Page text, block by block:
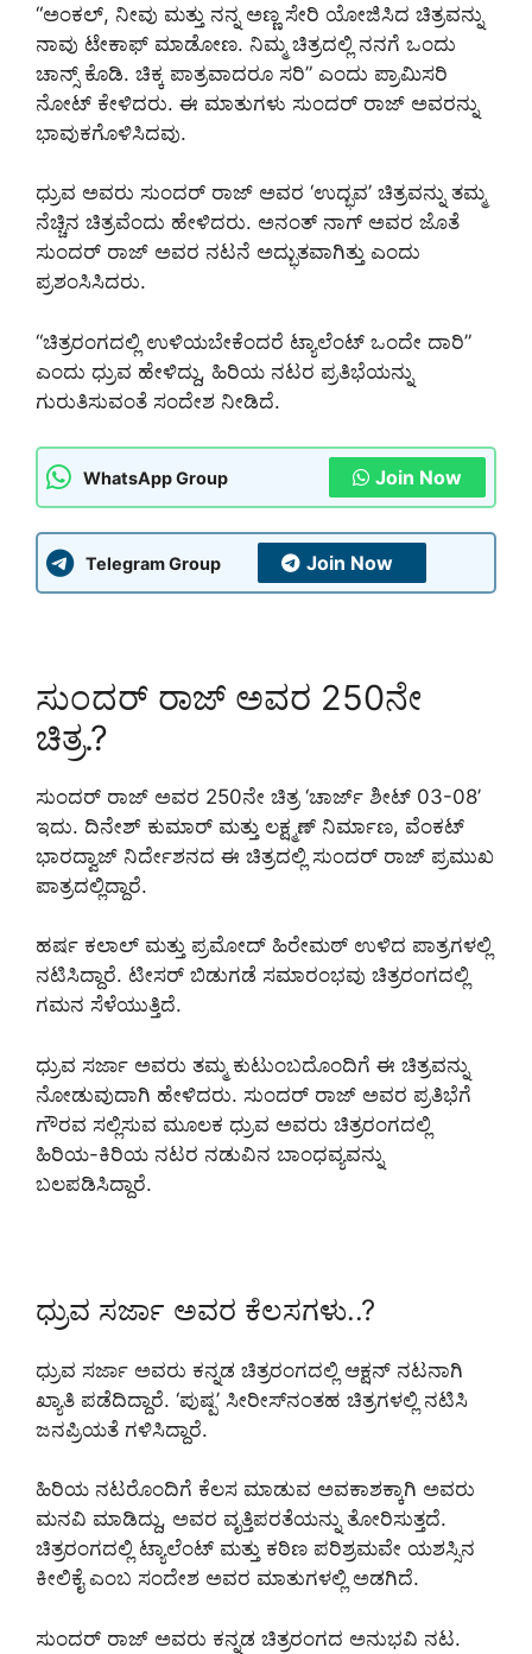
“ಅಂಕಲ್, ನೀವು ಮತ್ತು ನನ್ನ ಅಣ್ಣ ಸೇರಿ ಯೋಜಿಸಿದ ಚಿತ್ರವನ್ನು
ನಾವು ಟೇಕಾಫ್ ಮಾಡೋಣ. ನಿಮ್ಮ ಚಿತ್ರದಲ್ಲಿ ನನಗೆ ಒಂದು
ಚಾನ್ಸ್ ಕೊಡಿ. ಚಿಕ್ಕ ಪಾತ್ರವಾದರೂ ಸರಿ” ಎಂದು ಪ್ರಾಮಿಸರಿ
ನೋಟ್ ಕೇಳಿದರು. ಈ ಮಾತುಗಳು ಸುಂದರ್ ರಾಜ್ ಅವರನ್ನು
ಭಾವುಕಗೊಳಿಸಿದವು.
ಧ್ರುವ ಅವರು ಸುಂದರ್ ರಾಜ್ ಅವರ ‘ಉದ್ಭವ’ ಚಿತ್ರವನ್ನು ತಮ್ಮ
ನೆಚ್ಚಿನ ಚಿತ್ರವೆಂದು ಹೇಳಿದರು. ಅನಂತ್ ನಾಗ್ ಅವರ ಜೊತೆ
ಸುಂದರ್ ರಾಜ್ ಅವರ ನಟನೆ ಅದ್ಭುತವಾಗಿತ್ತು ಎಂದು
ಪ್ರಶಂಸಿಸಿದರು.
“ಚಿತ್ರರಂಗದಲ್ಲಿ ಉಳಿಯಬೇಕೆಂದರೆ ಟ್ಯಾಲೆಂಟ್ ಒಂದೇ ದಾರಿ”
ಎಂದು ಧ್ರುವ ಹೇಳಿದ್ದು, ಹಿರಿಯ ನಟರ ಪ್ರತಿಭೆಯನ್ನು
ಗುರುತಿಸುವಂತೆ ಸಂದೇಶ ನೀಡಿದೆ.
WhatsApp Group Join Now
Telegram Group Join Now
ಸುಂದರ್ ರಾಜ್ ಅವರ 250ನೇ
ಚಿತ್ರ.?
ಸುಂದರ್ ರಾಜ್ ಅವರ 250ನೇ ಚಿತ್ರ ‘ಚಾರ್ಜ್ ಶೀಟ್ 03-08’
ಇದು. ದಿನೇಶ್ ಕುಮಾರ್ ಮತ್ತು ಲಕ್ಷ್ಮಣ್ ನಿರ್ಮಾಣ, ವೆಂಕಟ್
ಭಾರದ್ವಾಜ್ ನಿರ್ದೇಶನದ ಈ ಚಿತ್ರದಲ್ಲಿ ಸುಂದರ್ ರಾಜ್ ಪ್ರಮುಖ
ಪಾತ್ರದಲ್ಲಿದ್ದಾರೆ.
ಹರ್ಷ ಕಲಾಲ್ ಮತ್ತು ಪ್ರಮೋದ್ ಹಿರೇಮಠ್ ಉಳಿದ ಪಾತ್ರಗಳಲ್ಲಿ
ನಟಿಸಿದ್ದಾರೆ. ಟೀಸರ್ ಬಿಡುಗಡೆ ಸಮಾರಂಭವು ಚಿತ್ರರಂಗದಲ್ಲಿ
ಗಮನ ಸೆಳೆಯುತ್ತಿದೆ.
ಧ್ರುವ ಸರ್ಜಾ ಅವರು ತಮ್ಮ ಕುಟುಂಬದೊಂದಿಗೆ ಈ ಚಿತ್ರವನ್ನು
ನೋಡುವುದಾಗಿ ಹೇಳಿದರು. ಸುಂದರ್ ರಾಜ್ ಅವರ ಪ್ರತಿಭೆಗೆ
ಗೌರವ ಸಲ್ಲಿಸುವ ಮೂಲಕ ಧ್ರುವ ಅವರು ಚಿತ್ರರಂಗದಲ್ಲಿ
ಹಿರಿಯ-ಕಿರಿಯ ನಟರ ನಡುವಿನ ಬಾಂಧವ್ಯವನ್ನು
ಬಲಪಡಿಸಿದ್ದಾರೆ.
ಧ್ರುವ ಸರ್ಜಾ ಅವರ ಕೆಲಸಗಳು..?
ಧ್ರುವ ಸರ್ಜಾ ಅವರು ಕನ್ನಡ ಚಿತ್ರರಂಗದಲ್ಲಿ ಆಕ್ಷನ್ ನಟನಾಗಿ
ಖ್ಯಾತಿ ಪಡೆದಿದ್ದಾರೆ. ‘ಪುಷ್ಪ’ ಸೀರೀಸ್‌ನಂತಹ ಚಿತ್ರಗಳಲ್ಲಿ ನಟಿಸಿ
ಜನಪ್ರಿಯತೆ ಗಳಿಸಿದ್ದಾರೆ.
ಹಿರಿಯ ನಟರೊಂದಿಗೆ ಕೆಲಸ ಮಾಡುವ ಅವಕಾಶಕ್ಕಾಗಿ ಅವರು
ಮನವಿ ಮಾಡಿದ್ದು, ಅವರ ವೃತ್ತಿಪರತೆಯನ್ನು ತೋರಿಸುತ್ತದೆ.
ಚಿತ್ರರಂಗದಲ್ಲಿ ಟ್ಯಾಲೆಂಟ್ ಮತ್ತು ಕಠಿಣ ಪರಿಶ್ರಮವೇ ಯಶಸ್ಸಿನ
ಕೀಲಿಕೈ ಎಂಬ ಸಂದೇಶ ಅವರ ಮಾತುಗಳಲ್ಲಿ ಅಡಗಿದೆ.
ಸುಂದರ್ ರಾಜ್ ಅವರು ಕನ್ನಡ ಚಿತ್ರರಂಗದ ಅನುಭವಿ ನಟ.